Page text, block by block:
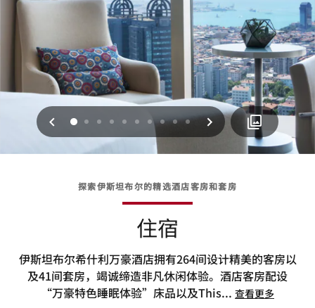
上一页
0 1 2 3 4 5 6789 下一页
探索伊斯坦布尔的精选酒店客房和套房
住宿
伊斯坦布尔希什利万豪酒店拥有264间设计精美的客房以
及41间套房，竭诚缔造非凡休闲体验。酒店客房配设
“万豪特色睡眠体验”床品以及This... 查看更多